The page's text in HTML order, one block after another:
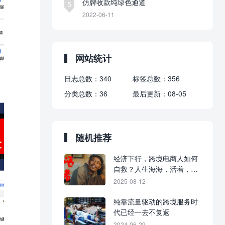
5
2022-06-11
网站统计
日志总数： 340 标签总数： 356
分类总数： 36 最后更新： 08-05
随机推荐
经济下行，跨境电商人如何
自救？人生海海，活着，才
是英雄。
2025-08-12
纯靠流量驱动的跨境服务时
代已经一去不复返